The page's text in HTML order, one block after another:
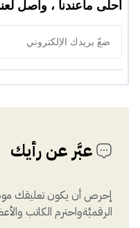
عبَّر عن رأيك
إحرص أن يكون تعليقك
الرقميَّةواحترم الكاتب